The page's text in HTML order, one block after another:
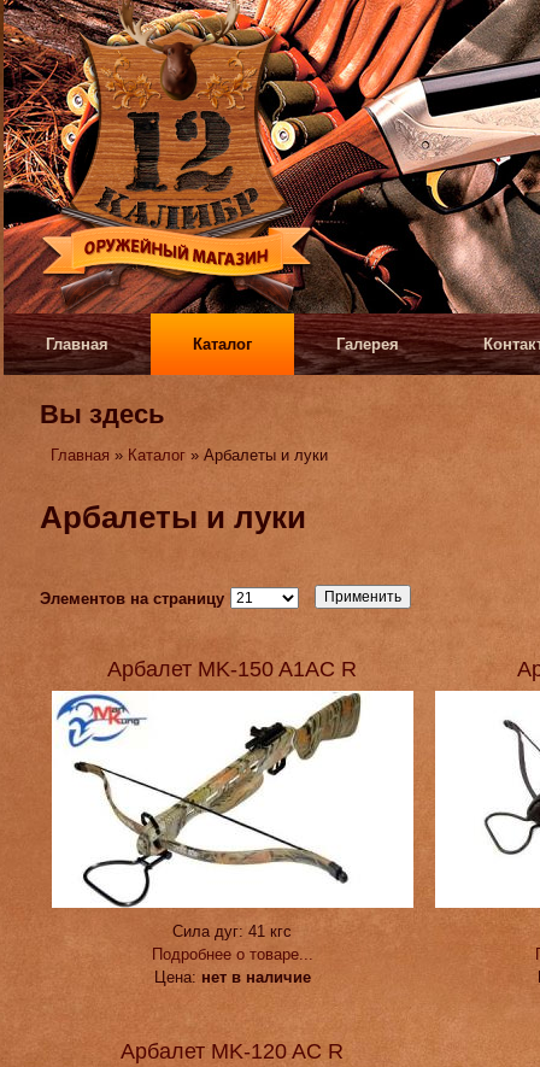
Главная Каталог Галерея
Вы здесь
Главная » Каталог » Арбалеты и луки
Арбалеты и луки
Элементов на страницу
Арбалет MK-150 A1AC R
Сила дуг:41 кгс
Подробнее о товаре...
Цена: нет в наличие
Арбалет MK-120 AC R